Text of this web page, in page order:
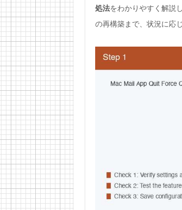
処法をわかりやすく解説
の再構築まで、状況に応